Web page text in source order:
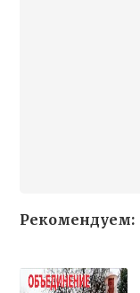
Рекомендуем: